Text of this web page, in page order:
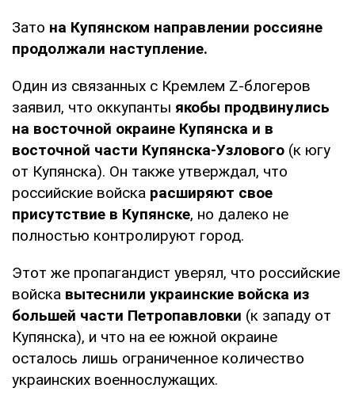
Зато на Купянском направлении россияне
продолжали наступление.
Один из связанных с Кремлем Z-блогеров
заявил, что оккупанты якобы продвинулись
на восточной окраине Купянска и в
восточной части Купянска-Узлового (к югу
от Купянска). Он также утверждал, что
российские войска расширяют свое
присутствие в Купянске, но далеко не
полностью контролируют город.
Этот же пропагандист уверял, что российские
войска вытеснили украинские войска из
большей части Петропавловки (к западу от
Купянска), и что на ее южной окраине
осталось лишь ограниченное количество
украинских военнослужащих.